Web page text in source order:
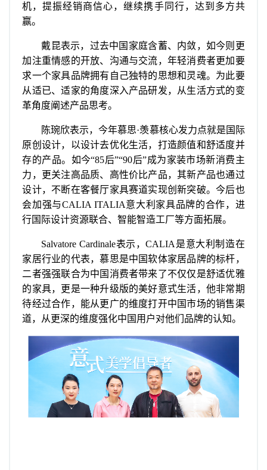
机，提振经销商信心，继续携手同行，达到多方共
赢。
戴昆表示，过去中国家庭含蓄、内敛，如今则更
加注重情感的开放、沟通与交流，年轻消费者更加要
求一个家具品牌拥有自己独特的思想和灵魂。为此要
从适已、适家的角度深入产品研发，从生活方式的变
革角度阐述产品思考。
陈琬欣表示，今年慕思·羡慕核心发力点就是国际
原创设计，以设计去优化生活，打造颜值和舒适度并
存的产品。如今“85后”“90后”成为家装市场新消费主
力，更关注高品质、高性价比产品，其新产品也通过
设计，不断在客餐厅家具赛道实现创新突破。今后也
会加强与CALIA ITALIA意大利家具品牌的合作，进
行国际设计资源联合、智能智造工厂等方面拓展。
Salvatore Cardinale表示，CALIA是意大利制造在
家居行业的代表，慕思是中国软体家居品牌的标杆，
二者强强联合为中国消费者带来了不仅仅是舒适优雅
的家具，更是一种升级版的美好意式生活，他非常期
待经过合作，能从更广的维度打开中国市场的销售渠
道，从更深的维度强化中国用户对他们品牌的认知。